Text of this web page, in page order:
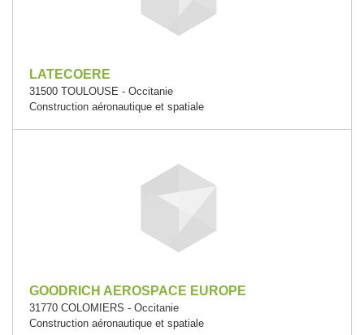
LATECOERE
31500 TOULOUSE - Occitanie
Construction aéronautique et spatiale
GOODRICH AEROSPACE EUROPE
31770 COLOMIERS - Occitanie
Construction aéronautique et spatiale